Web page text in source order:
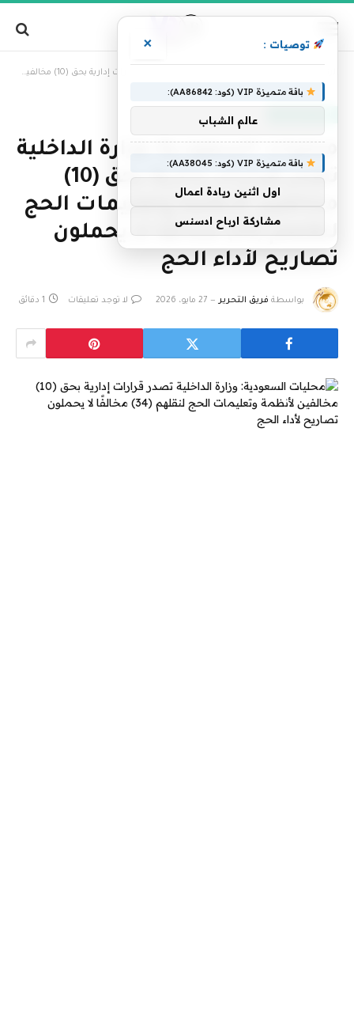
محليات السعودية: وزارة الداخلية تصدر قرارات إدارية بحق (10) مخالفين لأنظمة وتعليمات الحج لنقلهم (34) مخالفًا لا يحملون تصاريح لأداء الحج
محليات السعودية: وزارة الداخلية
تصدر قرارات إدارية بحق (10)
مخالفين لأنظمة وتعليمات الحج
لنقلهم (34) مخالفًا لا يحملون
تصاريح لأداء الحج
بواسطة فريق التحرير 27 مايو، 2026 لا توجد تعليقات 1 دقائق
توصيات : ×
باقة متميزة VIP (كود: AA86842):
عالم الشباب
باقة متميزة VIP (كود: AA38045):
اول اثنين ريادة اعمال
مشاركة ارباح ادسنس